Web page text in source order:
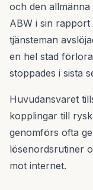
och den
ABW i sin rapport
tjänsteman
en hel stad
stoppades i sista
Huvudansvaret
kopplingar till
genomförs ofta
lösenordsrutiner
mot internet.